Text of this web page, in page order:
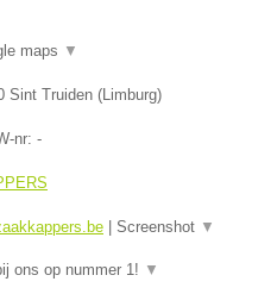
maps ▼
Sint Truiden (Limburg)
nr: -
Screenshot ▼
ons op nummer 1! ▼